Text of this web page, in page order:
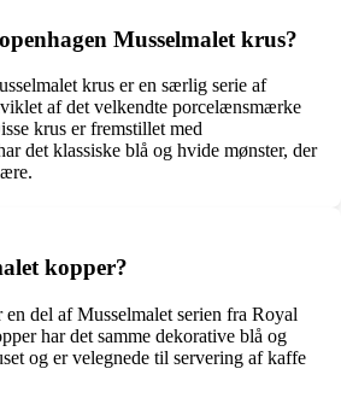
Musselmalet krus?
krus er en særlig serie af
af det velkendte porcelænsmærke
krus er fremstillet med
det klassiske blå og hvide mønster, der
kopper?
del af Musselmalet serien fra Royal
har det samme dekorative blå og
og er velegnede til servering af kaffe